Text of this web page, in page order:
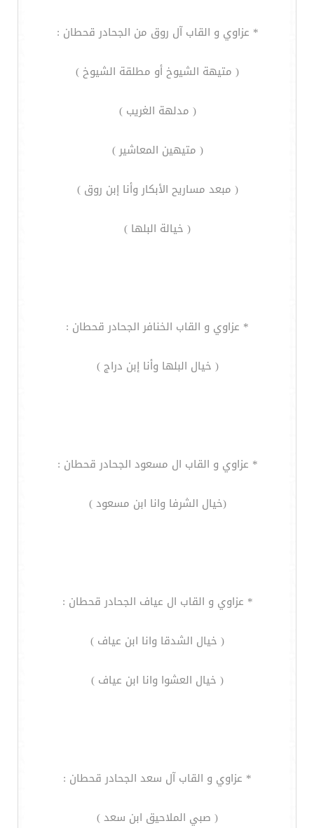
* عزاوي و القاب آل روق من الجحادر قحطان :
( متيهة الشيوخ أو مطلقة الشيوخ )
( مدلهة الغريب )
( متيهين المعاشير )
( مبعد مساريح الأبكار وأنا إبن روق )
( خيالة البلها )
* عزاوي و القاب الخنافر الجحادر قحطان :
( خيال البلها وأنا إبن دراج )
* عزاوي و القاب ال مسعود الجحادر قحطان :
(خيال الشرفا وانا ابن مسعود )
* عزاوي و القاب ال عياف الجحادر قحطان :
( خيال الشدقا وانا ابن عياف )
( خيال العشوا وانا ابن عياف )
* عزاوي و القاب آل سعد الجحادر قحطان :
( صبي الملاحيق ابن سعد )